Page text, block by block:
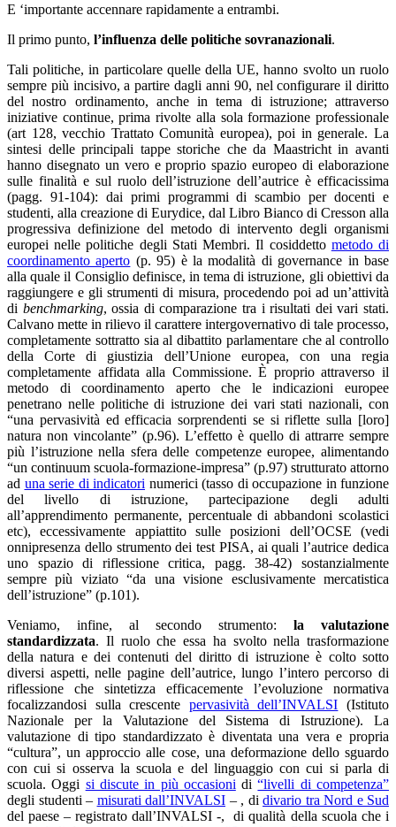
E ‘importante accennare rapidamente a entrambi.
Il primo punto, l’influenza delle politiche sovranazionali.
Tali politiche, in particolare quelle della UE, hanno svolto un ruolo
sempre più incisivo, a partire dagli anni 90, nel configurare il diritto
del nostro ordinamento, anche in tema di istruzione; attraverso
iniziative continue, prima rivolte alla sola formazione professionale
(art 128, vecchio Trattato Comunità europea), poi in generale. La
sintesi delle principali tappe storiche che da Maastricht in avanti
hanno disegnato un vero e proprio spazio europeo di elaborazione
sulle finalità e sul ruolo dell’istruzione dell’autrice è efficacissima
(pagg. 91-104): dai primi programmi di scambio per docenti e
studenti, alla creazione di Eurydice, dal Libro Bianco di Cresson alla
progressiva definizione del metodo di intervento degli organismi
europei nelle politiche degli Stati Membri. Il cosiddetto metodo di
coordinamento aperto (p. 95) è la modalità di governance in base
alla quale il Consiglio definisce, in tema di istruzione, gli obiettivi da
raggiungere e gli strumenti di misura, procedendo poi ad un’attività
di benchmarking, ossia di comparazione tra i risultati dei vari stati.
Calvano mette in rilievo il carattere intergovernativo di tale processo,
completamente sottratto sia al dibattito parlamentare che al controllo
della Corte di giustizia dell’Unione europea, con una regia
completamente affidata alla Commissione. È proprio attraverso il
metodo di coordinamento aperto che le indicazioni europee
penetrano nelle politiche di istruzione dei vari stati nazionali, con
“una pervasività ed efficacia sorprendenti se si riflette sulla [loro]
natura non vincolante” (p.96). L’effetto è quello di attrarre sempre
più l’istruzione nella sfera delle competenze europee, alimentando
“un continuum scuola-formazione-impresa” (p.97) strutturato attorno
ad una serie di indicatori numerici (tasso di occupazione in funzione
del livello di istruzione, partecipazione degli adulti
all’apprendimento permanente, percentuale di abbandoni scolastici
etc), eccessivamente appiattito sulle posizioni dell’OCSE (vedi
onnipresenza dello strumento dei test PISA, ai quali l’autrice dedica
uno spazio di riflessione critica, pagg. 38-42) sostanzialmente
sempre più viziato “da una visione esclusivamente mercatistica
dell’istruzione” (p.101).
Veniamo, infine, al secondo strumento: la valutazione
standardizzata. Il ruolo che essa ha svolto nella trasformazione
della natura e dei contenuti del diritto di istruzione è colto sotto
diversi aspetti, nelle pagine dell’autrice, lungo l’intero percorso di
riflessione che sintetizza efficacemente l’evoluzione normativa
focalizzandosi sulla crescente pervasività dell’INVALSI (Istituto
Nazionale per la Valutazione del Sistema di Istruzione). La
valutazione di tipo standardizzato è diventata una vera e propria
“cultura”, un approccio alle cose, una deformazione dello sguardo
con cui si osserva la scuola e del linguaggio con cui si parla di
scuola. Oggi si discute in più occasioni di“livelli di competenza”
degli studenti – misurati dall’INVALSI – , di divario tra Nord e Sud
del paese – registrato dall’INVALSI -, di qualità della scuola che i